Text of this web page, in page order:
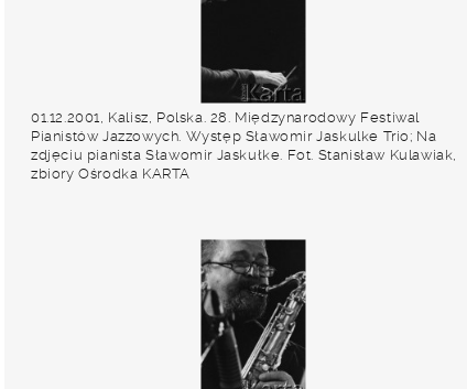
01.12.2001, Kalisz, Polska. 28. Międzynarodowy Festiwal
Pianistów Jazzowych. Występ Sławomir Jaskulke Trio; Na
zdjęciu pianista Sławomir Jaskułke. Fot. Stanisław Kulawiak,
zbiory Ośrodka KARTA